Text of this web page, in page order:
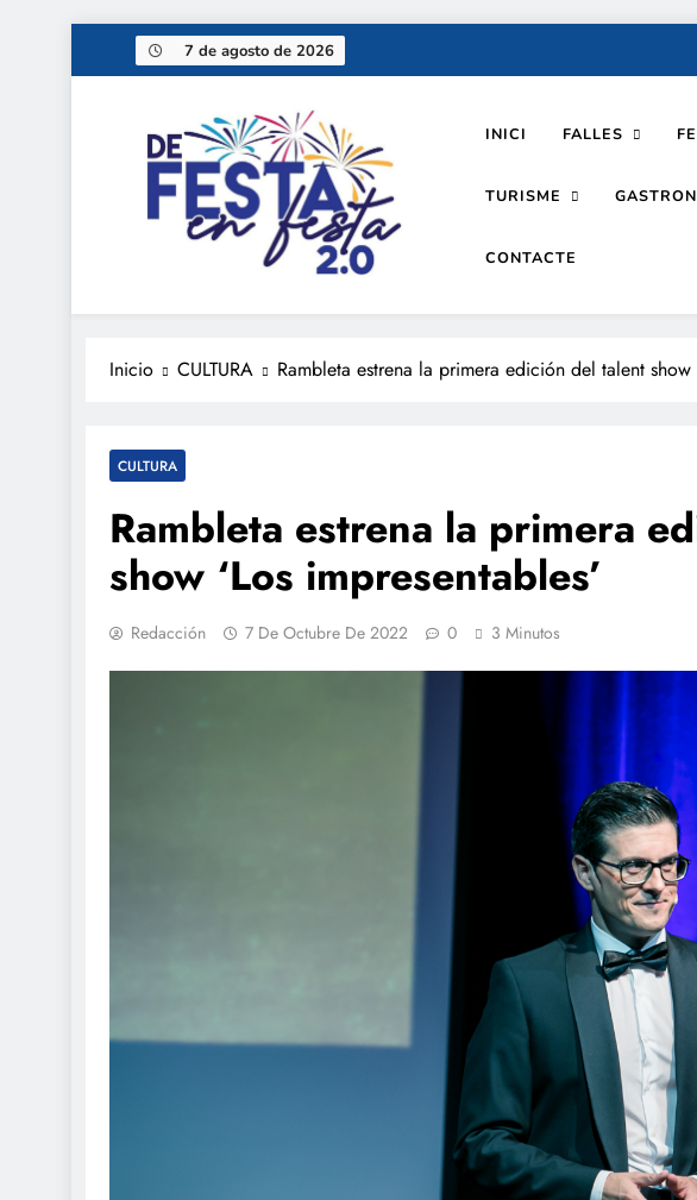
7 de agosto de 2026
De festa en festa 2.0
INICI FALLES
TURISME
CONTACTE
Inicio CULTURA Rambleta estrena la primera edición del talent show
CULTURA
Rambleta estrena la primera
show ‘Los impresentables’
Redacción 7 De Octubre De 2022 0 3 Minutos